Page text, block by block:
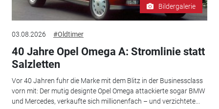
Bildergalerie
03.08.2026 #Oldtimer
40 Jahre Opel Omega A: Stromlinie statt
Salzletten
Vor 40 Jahren fuhr die Marke mit dem Blitz in der Businessclass
vorn mit: Der mutig designte Opel Omega attackierte sogar BMW
und Mercedes, verkaufte sich millionenfach – und verzichtete...